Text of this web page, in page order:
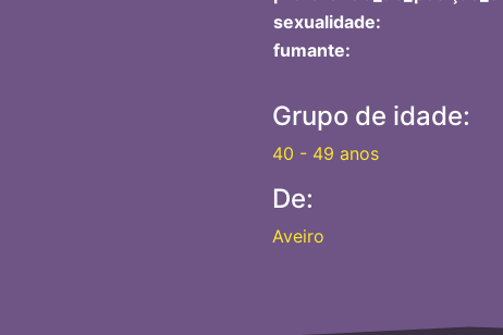
sexualidade:
fumante:
Grupo de idade:
40 - 49 anos
De:
Aveiro